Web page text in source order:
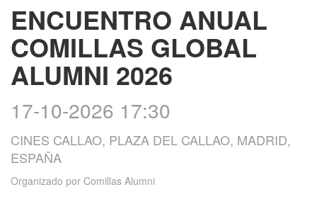
ENCUENTRO ANUAL
COMILLAS GLOBAL
ALUMNI 2026
17-10-2026 17:30
CINES CALLAO, PLAZA DEL CALLAO, MADRID,
ESPAÑA
Organizado por Comillas Alumni